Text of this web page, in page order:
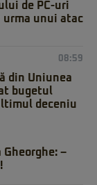
de PC-uri
urma unui atac
08:59
din Uniunea
bugetul
deceniu
Gheorghe: –